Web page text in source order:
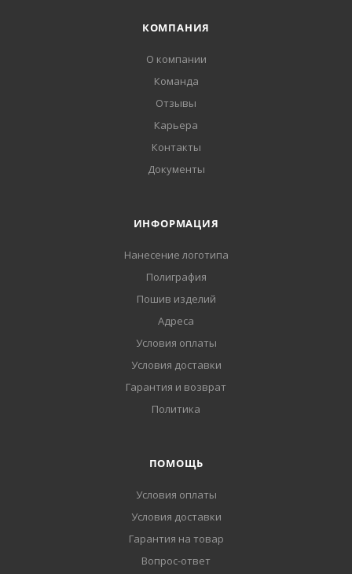
КОМПАНИЯ
О компании
Команда
Отзывы
Карьера
Контакты
Документы
ИНФОРМАЦИЯ
Нанесение логотипа
Полиграфия
Пошив изделий
Адреса
Условия оплаты
Условия доставки
Гарантия и возврат
Политика
ПОМОЩЬ
Условия оплаты
Условия доставки
Гарантия на товар
Вопрос-ответ